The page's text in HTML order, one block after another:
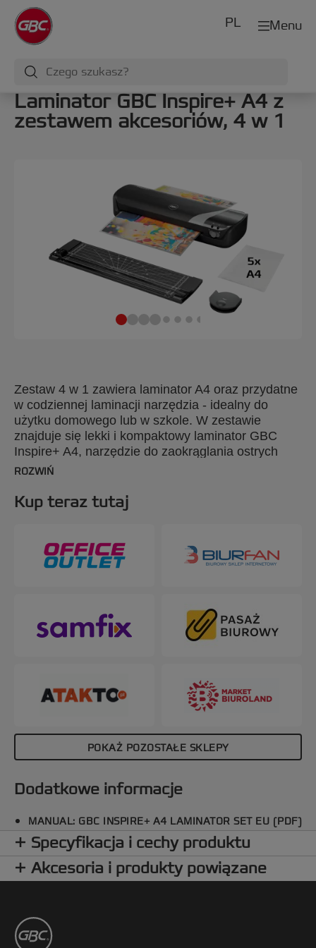
Menu
PL
Laminator GBC Inspire+ A4 z
zestawem akcesoriów, 4 w 1
Zestaw 4 w 1 zawiera laminator A4 oraz przydatne
w codziennej laminacji narzędzia - idealny do
użytku domowego lub w szkole. W zestawie
znajduje się lekki i kompaktowy laminator GBC
Inspire+ A4, narzędzie do zaokrąglania ostrych
narożników, trymer do docinania dokumentów do
zawierający 5 folii do laminacji w formacie A4 (2 x
75 mikronów). Model Inspire+ jest łatwy w
krótki, 4-minutowy czas nagrzewania. Laminuje
foliami o grubości do 2 x 125 mikronów, nadając
przeznaczony dla materiałów wrażliwych na
wysoką temperaturę. Laminator w jednej chwili
pozwoli Ci błysnąć kreatywnością - wystarczy
ROZWIŃ
Kup teraz tutaj
POKAŻ POZOSTAŁE SKLEPY
Dodatkowe informacje
MANUAL: GBC INSPIRE+ A4 LAMINATOR SET EU (PDF)
Specyfikacja i cechy produktu
Akcesoria i produkty powiązane